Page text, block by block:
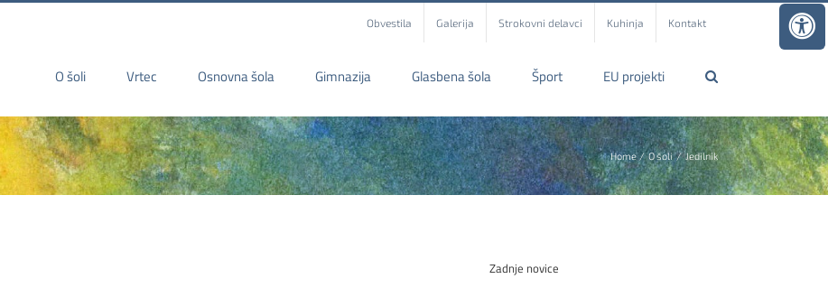
Obvestila Galerija Strokovni delavci Kuhinja Kontakt
O šoli Vrtec Osnovna šola Gimnazija Glasbena šola Šport EU projekti
Home O šoli Jedilnik
Zadnje novice